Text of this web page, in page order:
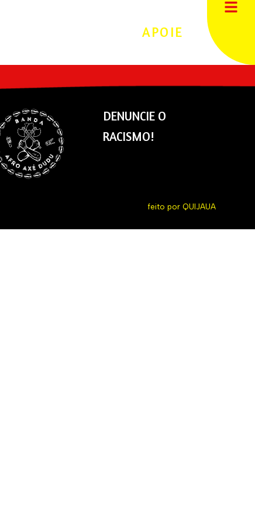
APOIE
DENUNCIE O
RACISMO!
feito por QUIJAUA